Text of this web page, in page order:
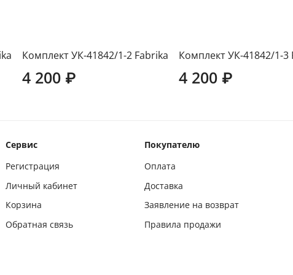
Комплект УК-41842/1-2 Fabrika
4 200 ₽
Комплект УК-41842/1-3
4 200 ₽
Сервис
Регистрация
Личный кабинет
Корзина
Обратная связь
Покупателю
Оплата
Доставка
Заявление на возврат
Правила продажи